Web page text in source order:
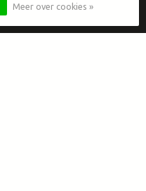
Meer over cookies »